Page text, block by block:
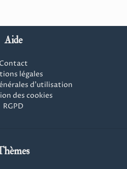
Aide
Contact
légales
d'utilisation
des cookies
RGPD